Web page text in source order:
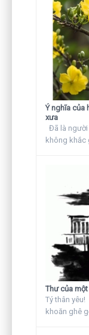
Ý nghĩa của
xưa
Đã là người
không khắc
Thư của
Tý thân
khoăn ghê